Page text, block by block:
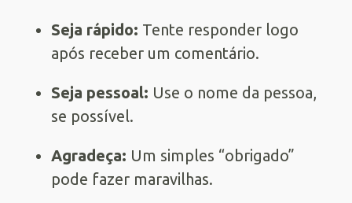
Seja rápido: Tente responder logo
após receber um comentário.
Seja pessoal: Use o nome da pessoa,
se possível.
Agradeça: Um simples “obrigado”
pode fazer maravilhas.